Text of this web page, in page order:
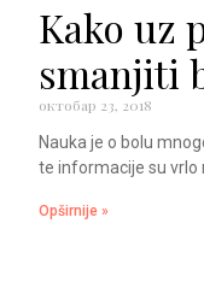
Kako uz
smanjiti
октобар 23, 2018
Nauka je o bolu
te informacije su vrlo
Opširnije »